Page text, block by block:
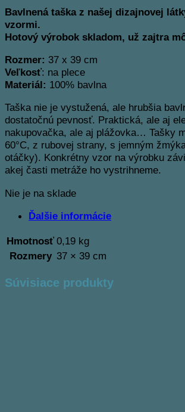
Bavlnená taška z našej dizajnovej
vzormi.
Hotový výrobok skladom, už zajtra
Rozmer: 37 x 39 cm
Veľkosť: na plece
Materiál: 100% bavlna
Taška nie je vystužená, ale hrubšia
dostatočnú pevnosť. Praktická, ale aj
nakupovačka, ale aj plážovka… Tašky
60°C, z rubovej strany, s jemným
otáčky). Konkrétny vzor na výrobku
akej časti metráže ho vystrihneme.
Nie je na sklade
Ďalšie informácie
Hmotnosť 0,19 kg
Rozmery 37 × 39 cm
Súvisiace produkty